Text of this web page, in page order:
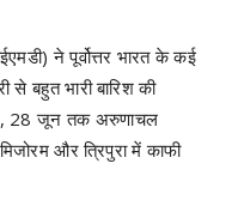
ने पूर्वोत्तर भारत के कई
बहुत भारी बारिश की
28 जून तक अरुणाचल
और त्रिपुरा में काफी